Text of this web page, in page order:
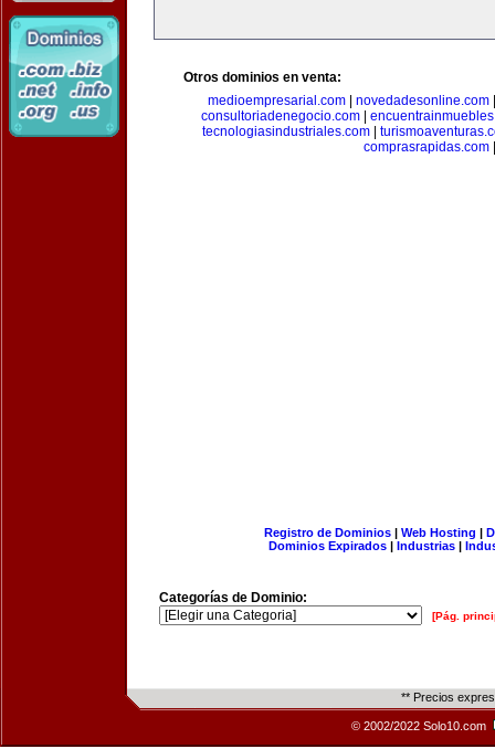
Otros dominios en venta:
medioempresarial.com| novedadesonline.com
consultoriadenegocio.com|
tecnologiasindustriales.com|
comprasrapidas.com
Registro de Dominios| Web Hosting |
Dominios Expirados | Industrias |
Categorías de Dominio:
[Pág.
** Precios
© 2002/2022 Solo10.com